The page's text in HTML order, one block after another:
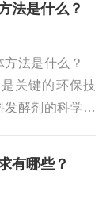
查油箱内的油
法是什么？
法是什么？
关键的环保技
酵剂的科学处
与米糠(或玉
的猪粪按4:1的
有哪些？